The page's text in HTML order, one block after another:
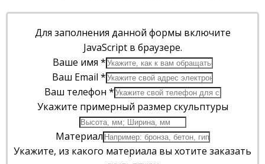
Для заполнения данной формы включите
JavaScript в браузере.
Ваше имя *
Ваш Email *
Ваш телефон *
Укажите примерный размер скульптуры
Материал
Укажите, из какого материала вы хотите заказать